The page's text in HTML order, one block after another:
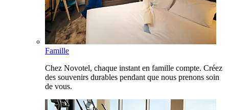
Famille
Chez Novotel, chaque instant en famille compte. Créez
des souvenirs durables pendant que nous prenons soin
de vous.